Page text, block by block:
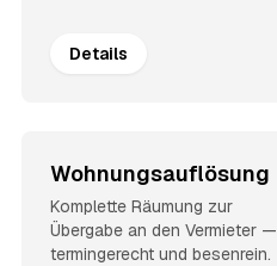
Details
Wohnungsauflösung
Komplette Räumung zur
Übergabe an den Vermieter —
termingerecht und besenrein.